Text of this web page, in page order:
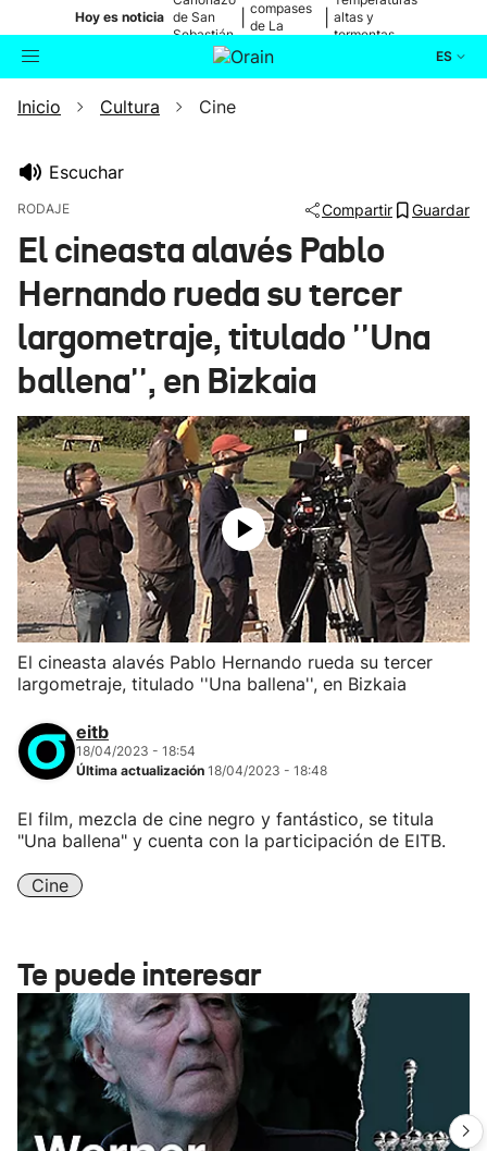
Hoy es noticia de San
Sebastián
compases
de La
altas y
tormentas
ES
Buscador Actualidad
Ikusmiran
Eguraldia
Inicio Cultura Cine
Escuchar
RODAJE Compartir Guardar
El cineasta alavés Pablo
Hernando rueda su tercer
largometraje, titulado ''Una
ballena'', en Bizkaia
El cineasta alavés Pablo Hernando rueda su tercer
largometraje, titulado ''Una ballena'', en Bizkaia
eitb
18/04/2023 - 18:54
Última actualización 18/04/2023 - 18:48
El film, mezcla de cine negro y fantástico, se titula
"Una ballena" y cuenta con la participación de EITB.
Cine
Te puede interesar